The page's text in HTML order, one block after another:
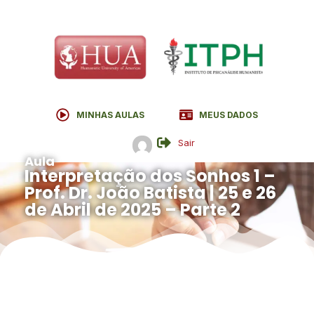
MINHAS AULAS MEUS DADOS
Sair
Aula
Interpretação dos Sonhos 1 –
Prof. Dr. João Batista | 25 e 26
de Abril de 2025 – Parte 2